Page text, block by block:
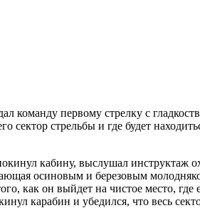
команду первому стрелку с
сектор стрельбы и где будет
кабину, выслушал инструктаж
осиновым и березовым
как он выйдет на чистое место,
карабин и убедился, что весь